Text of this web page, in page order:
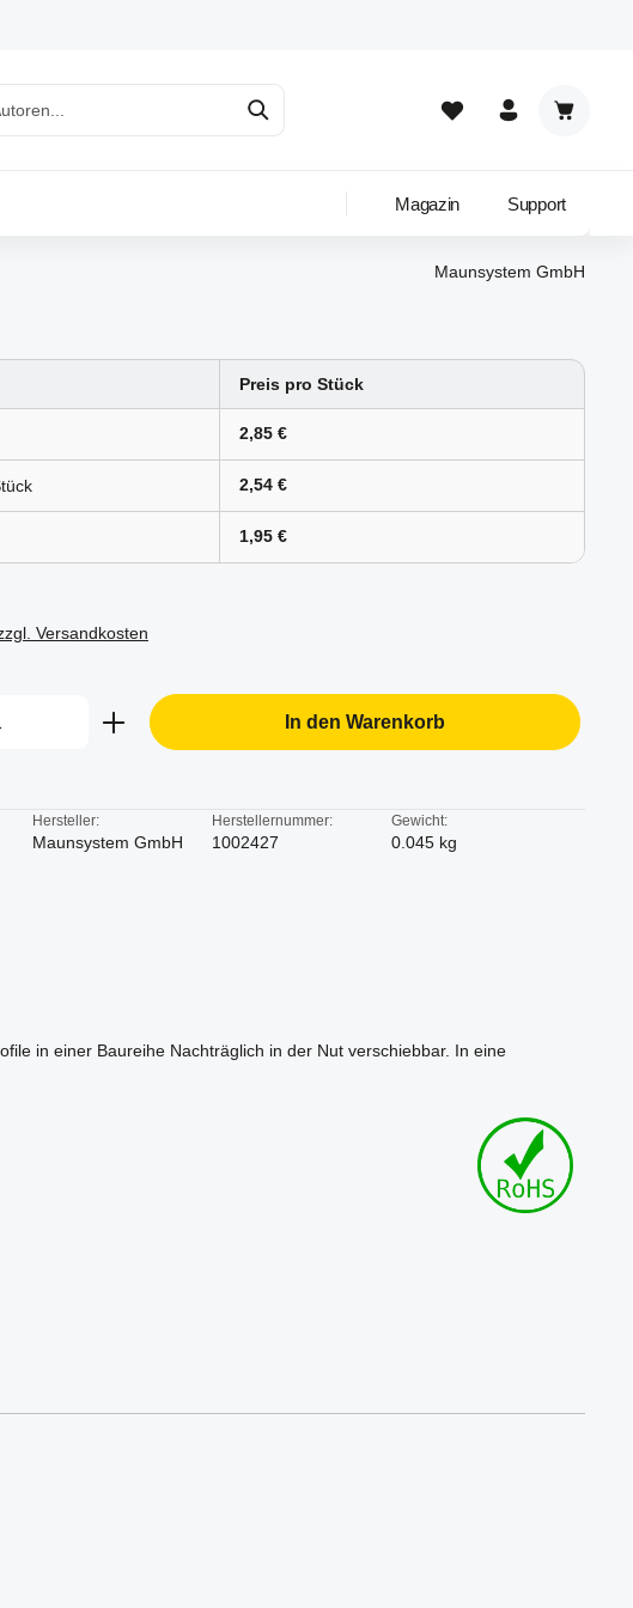
Magazin Support
Maunsystem GmbH
Preis pro Stück
2,85 €
2,54 €
1,95 €
Versandkosten
Gib den gewünschten Wert ein oder
In den Warenkorb
Hersteller:
Maunsystem GmbH
Herstellernummer:
1002427
Gewicht:
0.045 kg
in einer Baureihe Nachträglich in der Nut verschiebbar. In eine